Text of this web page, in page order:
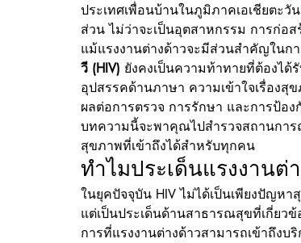
ประเทศเพื่อนบ้านในภูมิภาคเอเชียตะ
ส่วน ไม่ว่าจะเป็นอุตสาหกรรม การก่อ
แม้แรงงานต่างด้าวจะมีส่วนสำคัญในก
วี (HIV) ยังคงเป็นความท้าทายที่ต้องได้
อุปสรรคด้านภาษา ความเข้าใจเรื่องสุ
ผลต่อการตรวจ การรักษา และการป้อ
บทความนี้จะพาคุณไปสำรวจสถานการ
สุขภาพที่เข้าถึงได้สำหรับทุกคน
ทำไมประเด็นแรงงานต่
ในยุคปัจจุบัน HIV ไม่ได้เป็นเพียงปัญห
แต่เป็นประเด็นด้านสาธารณสุขที่เกี่ยว
การที่แรงงานต่างด้าวสามารถเข้าถึงบ